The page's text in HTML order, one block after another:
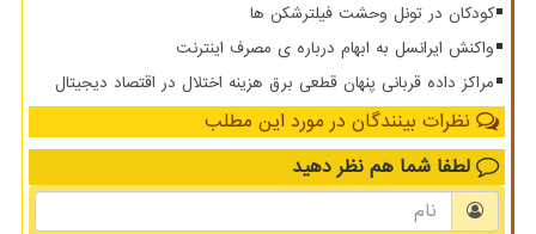
کودکان در تونل وحشت فیلترشکن ها
واکنش ایرانسل به ابهام درباره ی مصرف اینترنت
مراکز داده قربانی پنهان قطعی برق هزینه اختلال در اقتصاد دیجیتال
نظرات بینندگان در مورد این مطلب
لطفا شما هم نظر دهید